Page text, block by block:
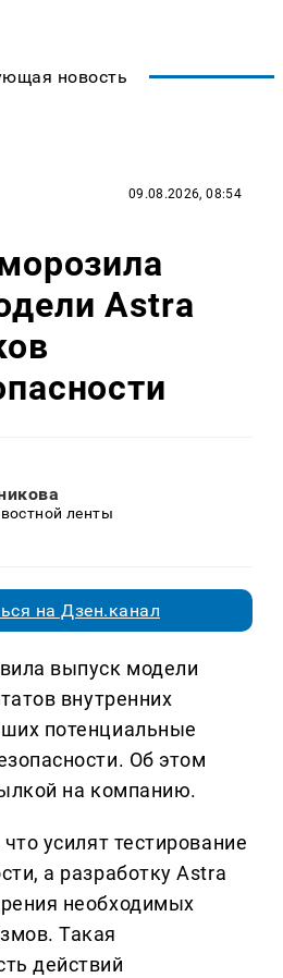
новость
09.08.2026, 08:54
Astra
ленты
на Дзен.канал
выпуск модели
внутренних
потенциальные
Об этом
на компанию.
усилят тестирование
а разработку Astra
необходимых
Такая
действий